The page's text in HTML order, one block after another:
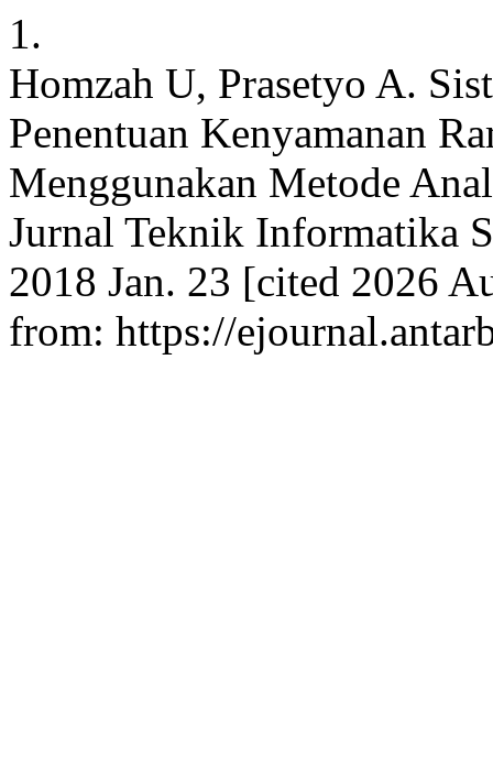
1.
Homzah U, Prasetyo A.
Penentuan Kenyamanan
Menggunakan Metode
Jurnal Teknik Informatika
2018 Jan. 23 [cited 2026
from: https://